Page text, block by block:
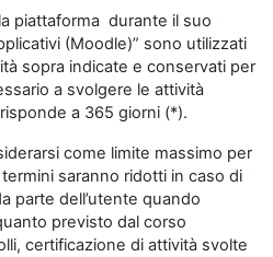
piattaforma durante il suo
(Moodle)” sono utilizzati
sopra indicate e conservati per
a svolgere le attività
a 365 giorni (*).
come limite massimo per
saranno ridotti in caso di
parte dell’utente quando
previsto dal corso
certificazione di attività svolte